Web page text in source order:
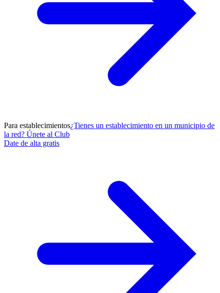
Para establecimientos¿Tienes un establecimiento en un municipio de
la red? Únete al Club
Date de alta gratis